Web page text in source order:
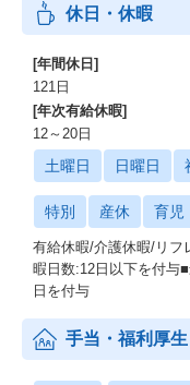
休日・休暇
[年間休日]
121日
[年次有給休暇]
12～20日
土曜日 日曜日
特別 産休 育児
有給休暇/介護休暇/リフ
暇日数:12日以下を付与
日を付与
手当・福利厚生